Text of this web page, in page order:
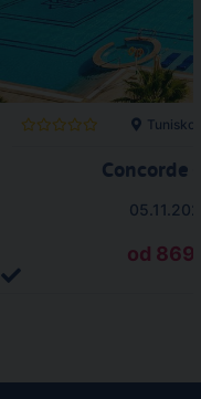
Tunisko
Concorde
od 869